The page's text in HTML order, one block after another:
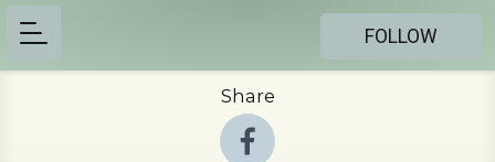
FOLLOW
Share